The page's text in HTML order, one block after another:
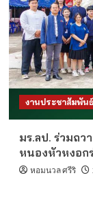
งานประชาสัมพัน
มร.ลป. ร่วมถว
หนองหัวหงอก
หอมนวล ศรีริ